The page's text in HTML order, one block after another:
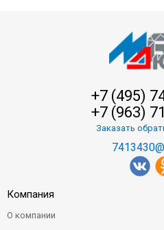
+7 (495)
+7 (963)
Заказать
Компания
О компании